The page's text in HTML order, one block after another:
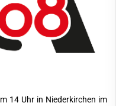
14 Uhr in Niederkirchen im